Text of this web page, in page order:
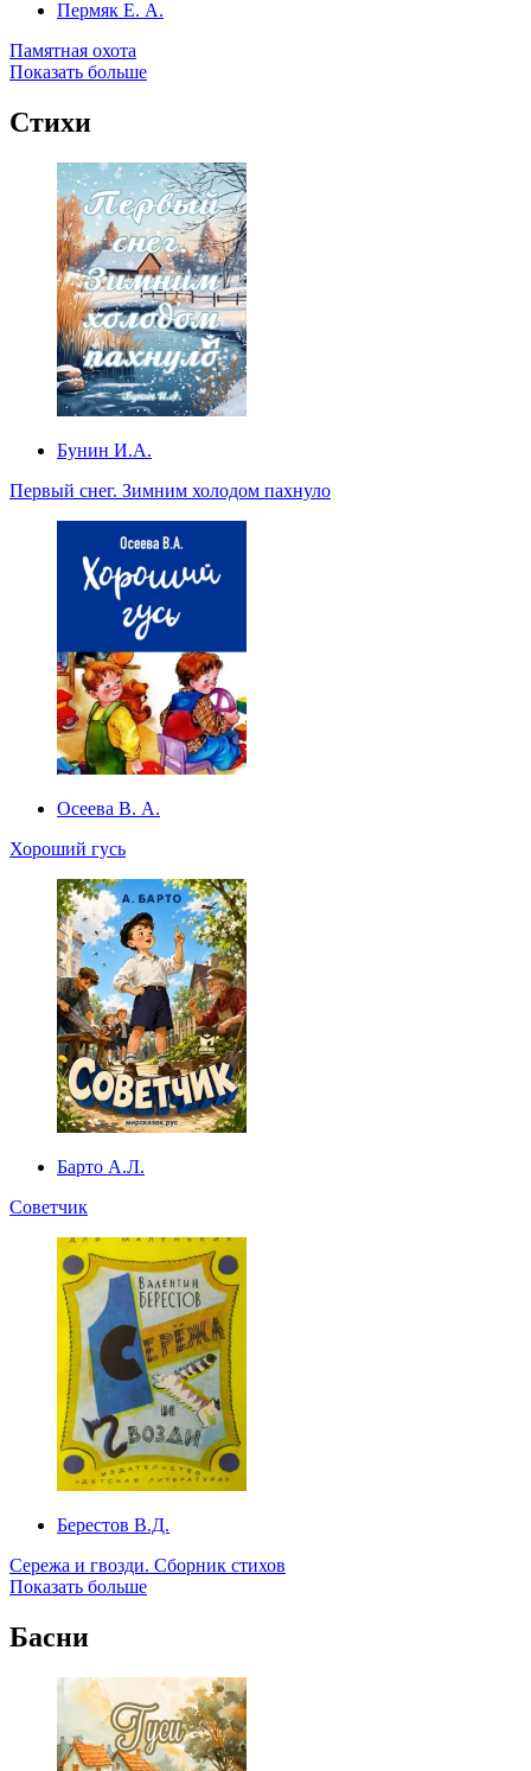
Пермяк Е. А.
Памятная охота
Показать больше
Стихи
Бунин И.А.
Первый снег. Зимним холодом пахнуло
Осеева В. А.
Хороший гусь
Барто А.Л.
Советчик
Берестов В.Д.
Сережа и гвозди. Сборник стихов
Показать больше
Басни